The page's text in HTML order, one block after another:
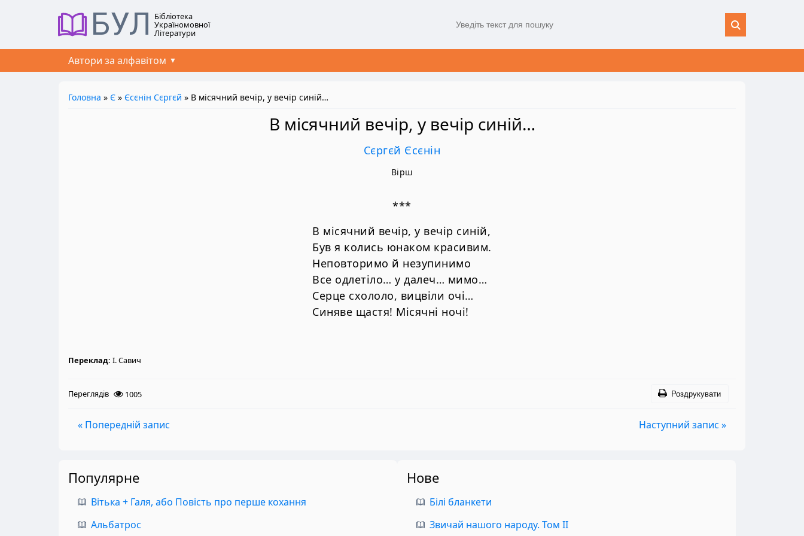
БУЛ Бібліотека
Україномовної
Літератури
Автори за алфавітом
Головна » Є » Єсєнін Сєргєй » В місячний вечір, у вечір синій…
В місячний вечір, у вечір синій…
Сєргєй Єсєнін
Вірш
***
В місячний вечір, у вечір синій,
Був я колись юнаком красивим.
Неповторимо й незупинимо
Все одлетіло… у далеч… мимо…
Серце схололо, вицвіли очі…
Синяве щастя! Місячні ночі!
Переклад: І. Савич
Переглядів 1005 Роздрукувати
« Попередній запис Наступний запис »
Популярне
Вітька + Галя, або Повість про перше кохання
Альбатрос
Нове
Білі бланкети
Звичай нашого народу. Том II